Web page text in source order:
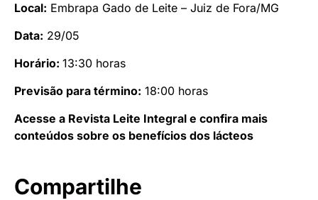
Local: Embrapa Gado de Leite – Juiz de Fora/MG
Data: 29/05
Horário: 13:30 horas
Previsão para término: 18:00 horas
Acesse a Revista Leite Integral e confira mais
conteúdos sobre os benefícios dos lácteos
Compartilhe